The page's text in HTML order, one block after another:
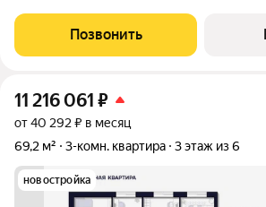
оборудованная кухня. Больше никаких
Позвонить
11 216 061 ₽
от 40 292 ₽ в месяц
69,2 м²
3-комн. квартира 3 этаж из 6
новостройка